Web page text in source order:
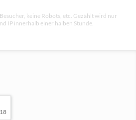
keine Robots, etc. Gezählt wird nur
IP innerhalb einer halben Stunde.